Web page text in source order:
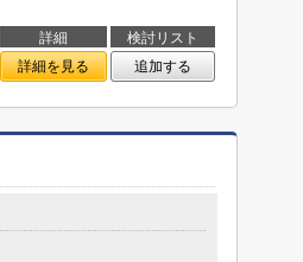
詳細
検討リスト
詳細を見る 追加する